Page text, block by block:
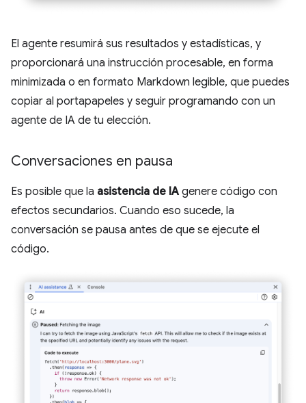
El agente resumirá sus resultados y estadísticas, y
proporcionará una instrucción procesable, en forma
minimizada o en formato Markdown legible, que puedes
copiar al portapapeles y seguir programando con un
agente de IA de tu elección.
Conversaciones en pausa
Es posible que la asistencia de IA genere código con
efectos secundarios. Cuando eso sucede, la
conversación se pausa antes de que se ejecute el
código.